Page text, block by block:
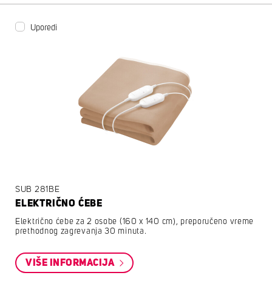
Uporedi
SUB 281BE
ELEKTRIČNO ĆEBE
Električno ćebe za 2 osobe (160 x 140 cm), preporučeno vreme
prethodnog zagrevanja 30 minuta.
VIŠE INFORMACIJA